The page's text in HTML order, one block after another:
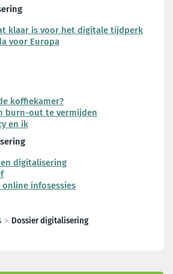
klaar is voor het digitale tijdperk
voor Europa
koffiekamer?
burn-out te vermijden
en ik
digitalisering
online infosessies
Dossier digitalisering